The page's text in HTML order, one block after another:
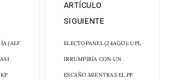
(ALF
ARTÍCULO
SIGUIENTE
ELECTOPANEL (24AGO): UPL
IRRUMPIRÍA CON UN
ESCAÑO MIENTRAS EL PP